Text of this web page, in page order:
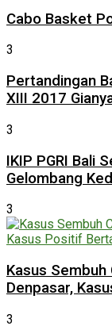
Cabo Basket
3
Pertandingan
XIII 2017
3
IKIP PGRI Bali
Gelombang
3
Kasus
Denpasar,
3